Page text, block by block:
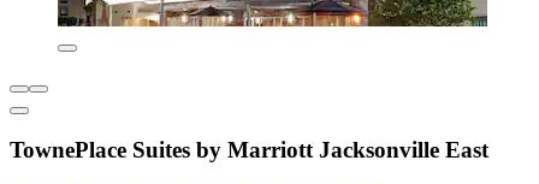
TownePlace Suites by Marriott Jacksonville East